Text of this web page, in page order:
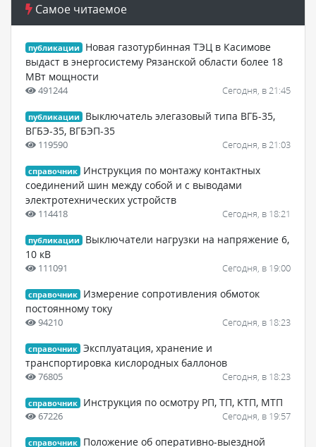
Самое читаемое
публикации
Новая газотурбинная ТЭЦ в Касимове
выдаст в энергосистему Рязанской области более 18
МВт мощности
491244 Сегодня, в 21:45
публикации
Выключатель элегазовый типа ВГБ-35,
ВГБЭ-35, ВГБЭП-35
119590 Сегодня, в 21:03
справочник
Инструкция по монтажу контактных
соединений шин между собой и с выводами
электротехнических устройств
114418 Сегодня, в 18:21
публикации
Выключатели нагрузки на напряжение 6,
10 кВ
111091 Сегодня, в 19:00
справочник
Измерение сопротивления обмоток
постоянному току
94210 Сегодня, в 18:23
справочник Эксплуатация, хранение и
транспортировка кислородных баллонов
76805 Сегодня, в 18:23
справочник Инструкция по осмотру РП, ТП, КТП, МТП
67226 Сегодня, в 19:57
справочник Положение об оперативно-выездной